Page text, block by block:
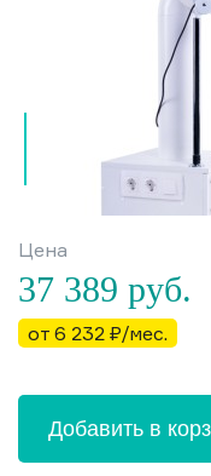
Цена
37 389 руб.
от 6 232 ₽/мес.
Добавить в